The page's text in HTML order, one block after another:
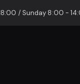
/ Sunday 8:00 -